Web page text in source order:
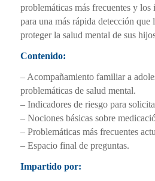
problemáticas más frecuentes y los
para una más rápida detección que
proteger la salud mental de sus
Contenido:
– Acompañamiento familiar a
problemáticas de salud mental.
– Indicadores de riesgo para
– Nociones básicas sobre
– Problemáticas más frecuentes
– Espacio final de preguntas.
Impartido por: